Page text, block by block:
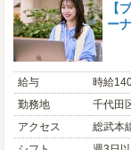
【
ー
給与
時給
勤務地
千代田
アクセス
総武本